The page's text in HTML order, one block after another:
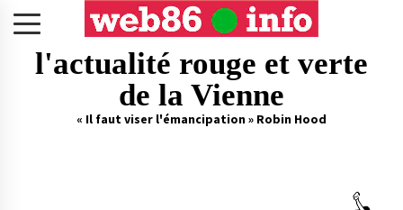
l'actualité rouge et verte
de la Vienne
« Il faut viser l'émancipation » Robin Hood